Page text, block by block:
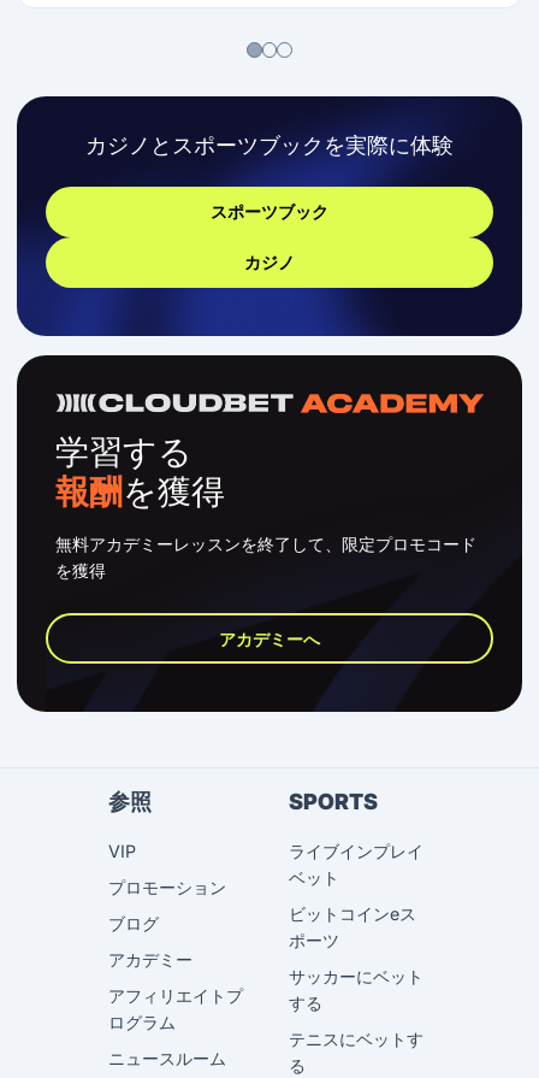
カジノとスポーツブックを実際に体験
スポーツブック
カジノ
学習する
報酬を獲得
無料アカデミーレッスンを終了して、限定プロモコード
を獲得
アカデミーへ
参照
VIP
プロモーション
ブログ
アカデミー
アフィリエイトプ
ログラム
ニュースルーム
SPORTS
ライブインプレイ
ベット
ビットコインeス
ポーツ
サッカーにベット
する
テニスにベットす
る